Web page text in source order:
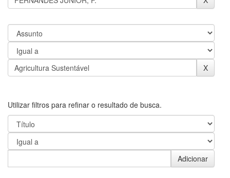
Utilizar filtros para refinar o resultado de busca.